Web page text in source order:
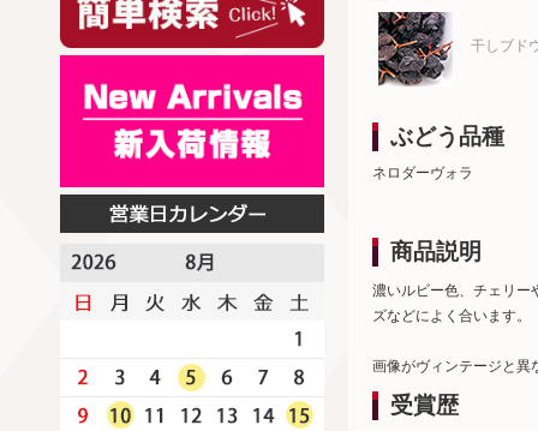
干しブド
ぶどう品種
ネロダーヴォラ
商品説明
濃いルビー色、チェリー
ズなどによく合います。
画像がヴィンテージと異
受賞歴